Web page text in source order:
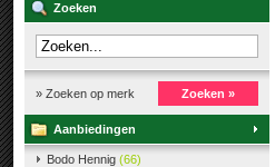
Zoeken
» Zoeken op merk Zoeken »
Aanbiedingen
Bodo Hennig (66)